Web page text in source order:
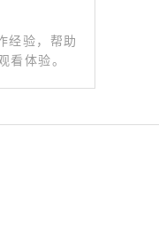
经验，帮助
看体验。